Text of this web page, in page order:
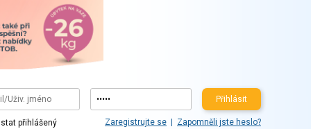
Přihlásit
přihlášený Zaregistrujte se Zapomněli jste heslo?